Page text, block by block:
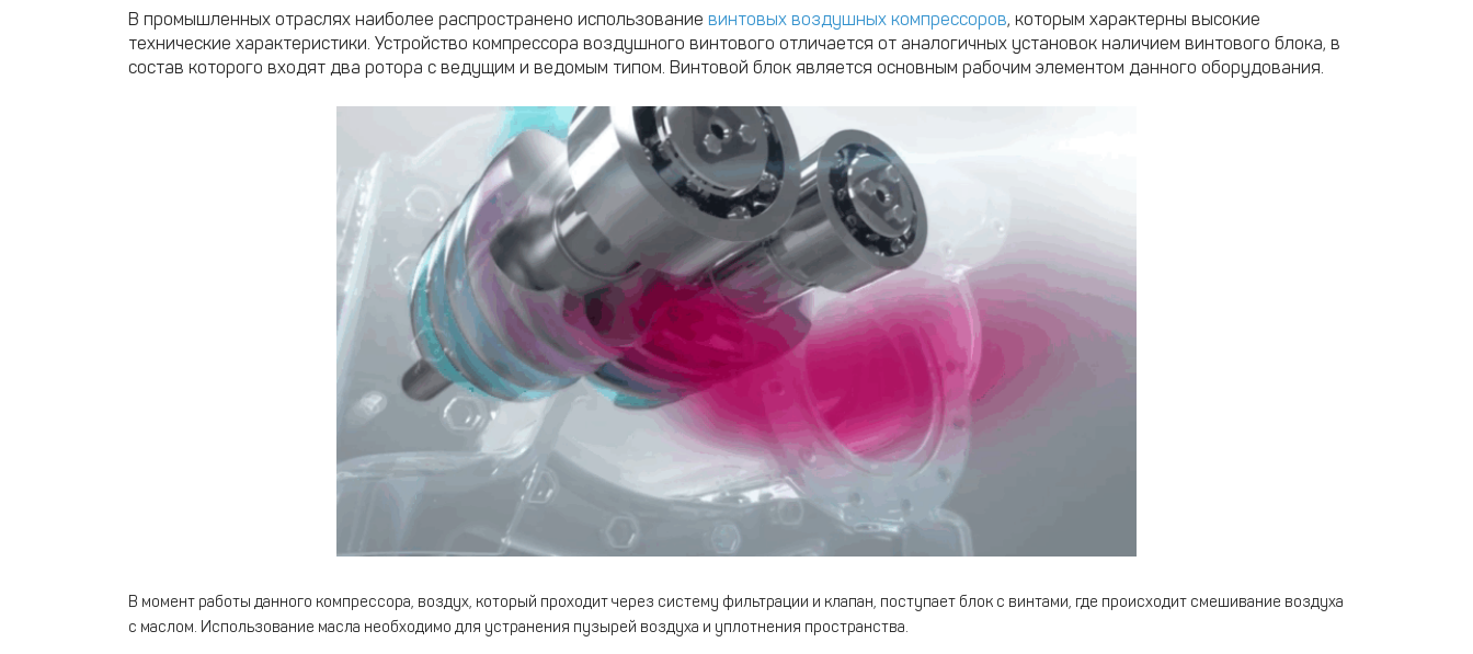
В промышленных отраслях наиболее распространено использование винтовых воздушных компрессоров, которым характерны высокие
технические характеристики. Устройство компрессора воздушного винтового отличается от аналогичных установок наличием винтового блока, в
состав которого входят два ротора с ведущим и ведомым типом. Винтовой блок является основным рабочим элементом данного оборудования.
В момент работы данного компрессора, воздух, который проходит через систему фильтрации и клапан, поступает блок с винтами, где происходит смешивание воздуха
с маслом. Использование масла необходимо для устранения пузырей воздуха и уплотнения пространства.